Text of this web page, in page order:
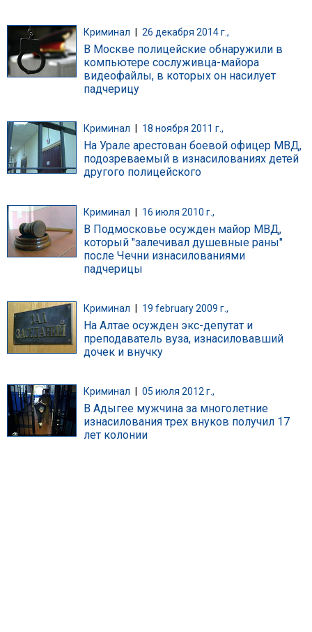
Криминал 26 декабря 2014 г.,
В Москве полицейские обнаружили в
компьютере сослуживца-майора
видеофайлы, в которых он насилует
падчерицу
Криминал 18 ноября 2011 г.,
На Урале арестован боевой офицер МВД,
подозреваемый в изнасилованиях детей
другого полицейского
Криминал | 16 июля 2010 г.,
В Подмосковье осужден майор МВД,
который "залечивал душевные раны"
после Чечни изнасилованиями
падчерицы
Криминал 19 february 2009 г.,
На Алтае осужден экс-депутат и
преподаватель вуза, изнасиловавший
дочек и внучку
Криминал 05 июля 2012 г.,
В Адыгее мужчина за многолетние
изнасилования трех внуков получил 17
лет колонии